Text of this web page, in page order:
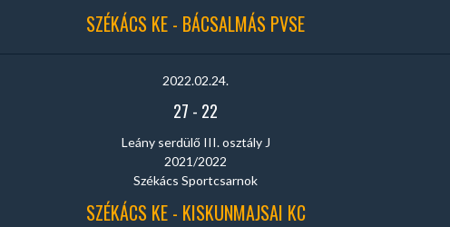
SZÉKÁCS KE - BÁCSALMÁS PVSE
2022.02.24.
27 - 22
Leány serdülő III. osztály J
2021/2022
Székács Sportcsarnok
SZÉKÁCS KE - KISKUNMAJSAI KC